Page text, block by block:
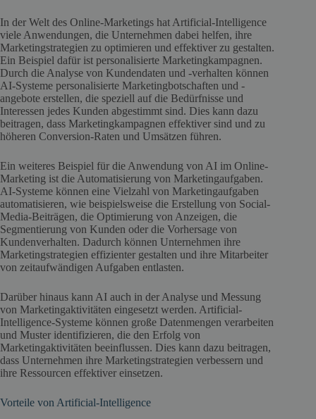
In der Welt des Online-Marketings hat Artificial-Intelligence
viele Anwendungen, die Unternehmen dabei helfen, ihre
Marketingstrategien zu optimieren und effektiver zu gestalten.
Ein Beispiel dafür ist personalisierte Marketingkampagnen.
Durch die Analyse von Kundendaten und -verhalten können
AI-Systeme personalisierte Marketingbotschaften und -
angebote erstellen, die speziell auf die Bedürfnisse und
Interessen jedes Kunden abgestimmt sind. Dies kann dazu
beitragen, dass Marketingkampagnen effektiver sind und zu
höheren Conversion-Raten und Umsätzen führen.
Ein weiteres Beispiel für die Anwendung von AI im Online-
Marketing ist die Automatisierung von Marketingaufgaben.
AI-Systeme können eine Vielzahl von Marketingaufgaben
automatisieren, wie beispielsweise die Erstellung von Social-
Media-Beiträgen, die Optimierung von Anzeigen, die
Segmentierung von Kunden oder die Vorhersage von
Kundenverhalten. Dadurch können Unternehmen ihre
Marketingstrategien effizienter gestalten und ihre Mitarbeiter
von zeitaufwändigen Aufgaben entlasten.
Darüber hinaus kann AI auch in der Analyse und Messung
von Marketingaktivitäten eingesetzt werden. Artificial-
Intelligence-Systeme können große Datenmengen verarbeiten
und Muster identifizieren, die den Erfolg von
Marketingaktivitäten beeinflussen. Dies kann dazu beitragen,
dass Unternehmen ihre Marketingstrategien verbessern und
ihre Ressourcen effektiver einsetzen.
Vorteile von Artificial-Intelligence